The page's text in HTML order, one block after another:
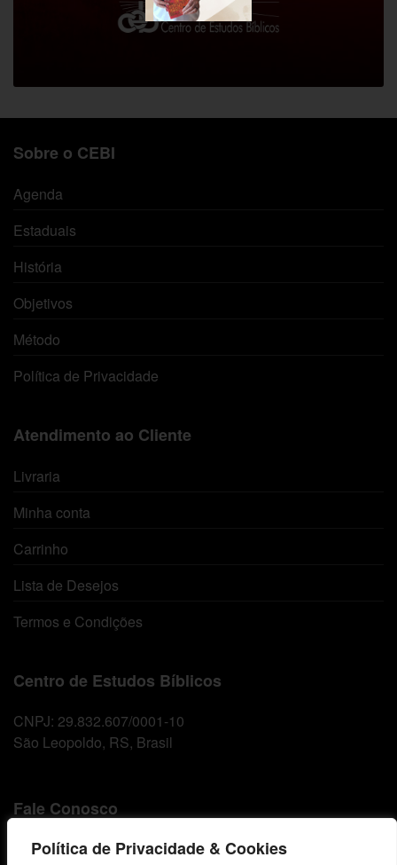
Política de Privacidade & Cookies
Sobre o CEBI
Agenda
Estaduais
História
Objetivos
Método
Política de Privacidade
Atendimento ao Cliente
Livraria
Minha conta
Carrinho
Lista de Desejos
Termos e Condições
Centro de Estudos Bíblicos
CNPJ: 29.832.607/0001-10
São Leopoldo, RS, Brasil
Fale Conosco
E-mails